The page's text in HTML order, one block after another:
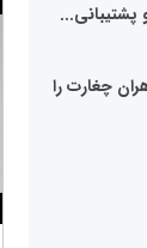
چغارت را